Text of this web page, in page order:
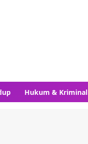
Hukum & Kriminal